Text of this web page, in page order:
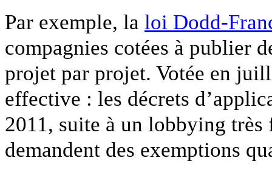
Par exemple, la loi Dodd-
compagnies cotées à publier
projet par projet. Votée en
effective : les décrets
2011, suite à un lobbying
demandent des exemptions